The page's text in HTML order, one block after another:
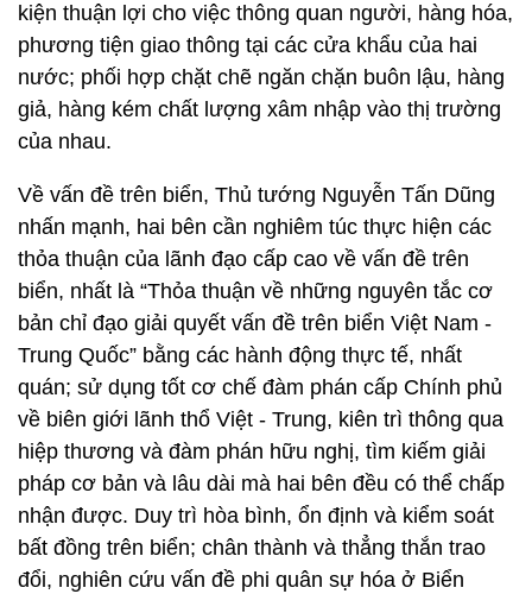
kiện thuận lợi cho việc thông quan người, hàng hóa,
phương tiện giao thông tại các cửa khẩu của hai
nước; phối hợp chặt chẽ ngăn chặn buôn lậu, hàng
giả, hàng kém chất lượng xâm nhập vào thị trường
của nhau.
Về vấn đề trên biển, Thủ tướng Nguyễn Tấn Dũng
nhấn mạnh, hai bên cần nghiêm túc thực hiện các
thỏa thuận của lãnh đạo cấp cao về vấn đề trên
biển, nhất là “Thỏa thuận về những nguyên tắc cơ
bản chỉ đạo giải quyết vấn đề trên biển Việt Nam -
Trung Quốc” bằng các hành động thực tế, nhất
quán; sử dụng tốt cơ chế đàm phán cấp Chính phủ
về biên giới lãnh thổ Việt - Trung, kiên trì thông qua
hiệp thương và đàm phán hữu nghị, tìm kiếm giải
pháp cơ bản và lâu dài mà hai bên đều có thể chấp
nhận được. Duy trì hòa bình, ổn định và kiểm soát
bất đồng trên biển; chân thành và thẳng thắn trao
đổi, nghiên cứu vấn đề phi quân sự hóa ở Biển